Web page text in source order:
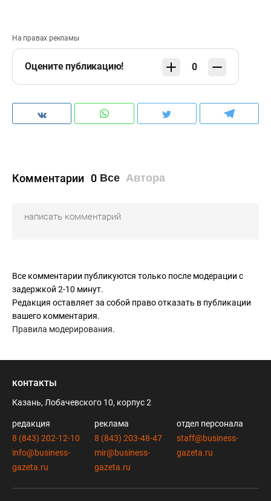
На правах рекламы
Оцените публикацию! 0
Комментарии 0 Все Автора
Все комментарии публикуются только после модерации с
задержкой 2-10 минут.
Редакция оставляет за собой право отказать в публикации
вашего комментария.
Правила модерирования.
контакты
Казань, Лобачевского 10, корпус 2
редакция
8 (843) 202-12-10
info@business-
gazeta.ru
реклама
8 (843) 203-48-47
mir@business-
gazeta.ru
отдел персонала
staff@business-
gazeta.ru